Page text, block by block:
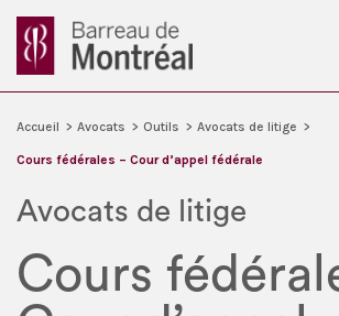
Accueil > Avocats > Outils > Avocats de litige >
Cours fédérales – Cour d’appel fédérale
Avocats de litige
Cours